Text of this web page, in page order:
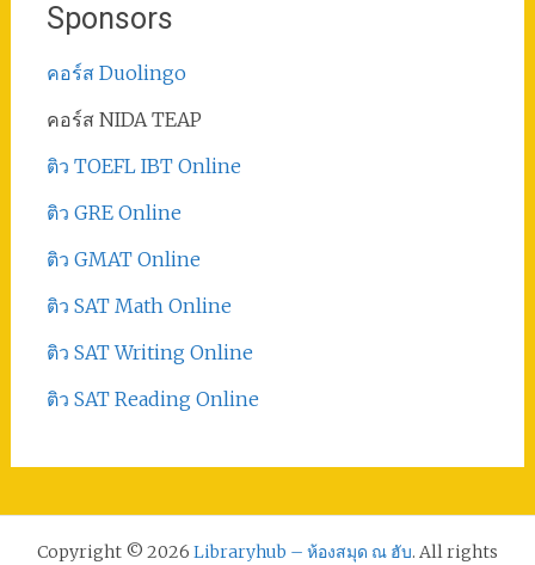
Sponsors
คอร์ส Duolingo
คอร์ส NIDA TEAP
ติว TOEFL IBT Online
ติว GRE Online
ติว GMAT Online
ติว SAT Math Online
ติว SAT Writing Online
ติว SAT Reading Online
Copyright © 2026 Libraryhub – ห้องสมุด ณ ฮับ. All rights